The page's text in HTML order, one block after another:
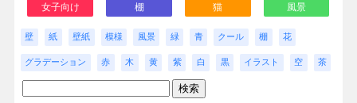
女子向け 棚 猫 風景
壁 紙 壁紙 模様 風景 緑 青 クール 棚 花
グラデーション 赤 木 黄 紫 白 黒 イラスト 空 茶